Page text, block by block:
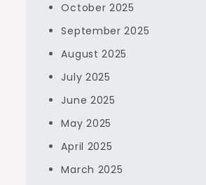
October 2025
September 2025
August 2025
July 2025
June 2025
May 2025
April 2025
March 2025